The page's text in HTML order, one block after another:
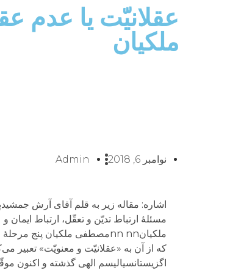
عقلانیّت یا عدم
ملکیان
نوامبر 6, 2018 Admin